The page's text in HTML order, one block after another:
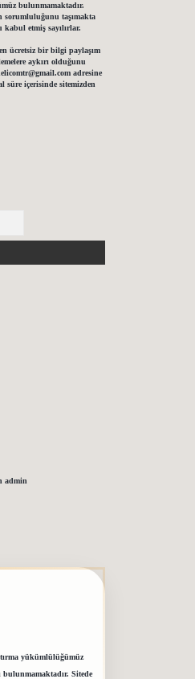
bulunmamaktadır.
sorumluluğunu taşımakta
etmiş sayılırlar.
ücretsiz bir bilgi paylaşım
aykırı olduğunu
adresine
içerisinde sitemizden
admin
yükümlülüğümüz
Sitede